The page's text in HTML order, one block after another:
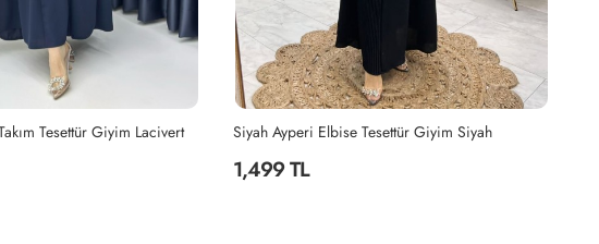
Tesettür Giyim Lacivert Siyah Ayperi Elbise Tesettür Giyim Siyah
1,499 TL